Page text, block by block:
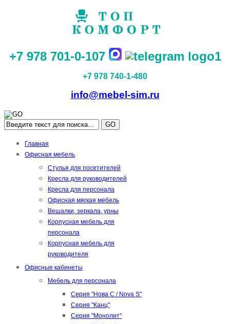
+7 978 701-0-107
+7 978 740-1-480
info@mebel-sim.ru
GO
Главная
Офисная мебель
Стулья для посетителей
Кресла для руководителей
Кресла для персонала
Офисная мягкая мебель
Вешалки, зеркала, урны
Корпусная мебель для
персонала
Корпусная мебель для
руководителя
Офисные кабинеты
Мебель для персонала
Серия "Нова С / Nova S"
Серия "Канц"
Серия "Монолит"